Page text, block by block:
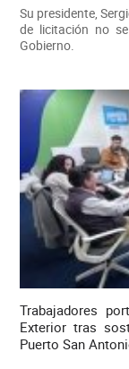
Su presidente,
de licitación no
Gobierno.
Trabajadores
Exterior tras
Puerto San